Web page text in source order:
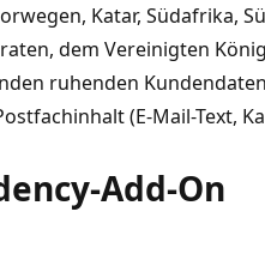
Katar, Südafrika,
dem Vereinigten
ruhenden
(E-Mail-Text,
Add-On